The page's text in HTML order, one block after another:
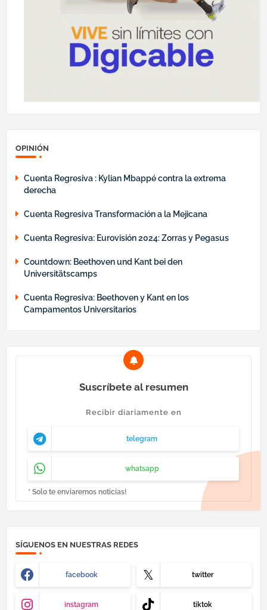
OPINIÓN
Cuenta Regresiva : Kylian Mbappé contra la extrema
derecha
Cuenta Regresiva Transformación a la Mejicana
Cuenta Regresiva: Eurovisión 2024: Zorras y Pegasus
Countdown: Beethoven und Kant bei den
Universitätscamps
Cuenta Regresiva: Beethoven y Kant en los
Campamentos Universitarios
Suscríbete al resumen
Recibir diariamente en
telegram
whatsapp
* Solo te enviaremos noticias!
SÍGUENOS EN NUESTRAS REDES
facebook twitter
instagram tiktok